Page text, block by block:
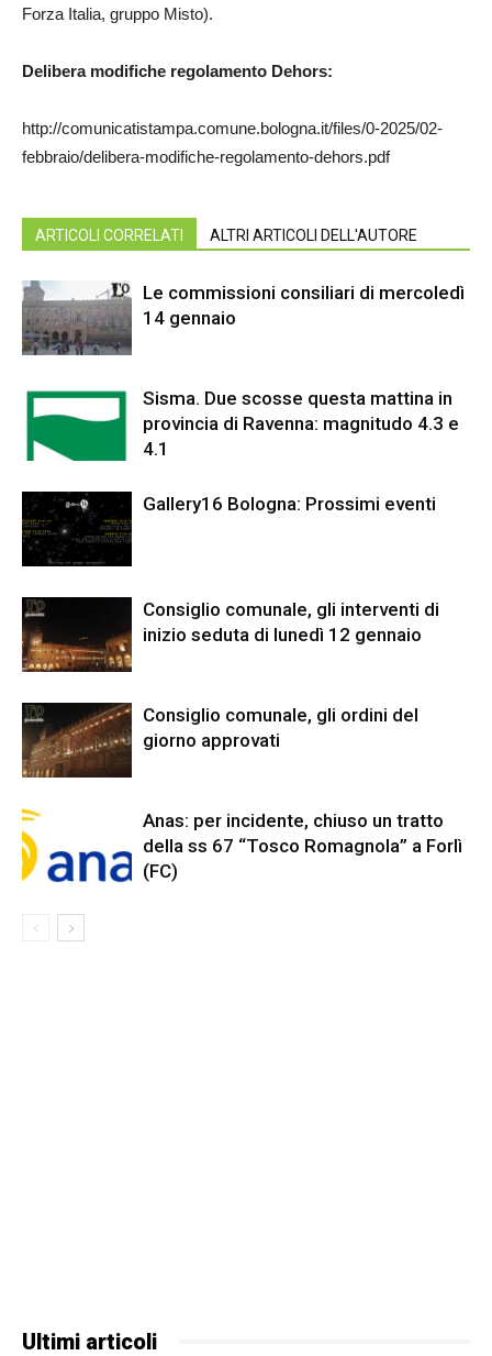
Forza Italia, gruppo Misto).
Delibera modifiche regolamento Dehors:
http://comunicatistampa.comune.bologna.it/files/0-2025/02-
febbraio/delibera-modifiche-regolamento-dehors.pdf
ARTICOLI CORRELATI ALTRI ARTICOLI DELL'AUTORE
Le commissioni consiliari di mercoledì
14 gennaio
Sisma. Due scosse questa mattina in
provincia di Ravenna: magnitudo 4.3 e
4.1
Gallery16 Bologna: Prossimi eventi
Consiglio comunale, gli interventi di
inizio seduta di lunedì 12 gennaio
Consiglio comunale, gli ordini del
giorno approvati
Anas: per incidente, chiuso un tratto
della ss 67 “Tosco Romagnola” a Forlì
(FC)
Ultimi articoli